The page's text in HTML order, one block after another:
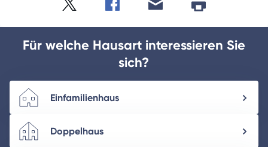
mail
drucken
Für welche Hausart interessieren Sie
sich?
Einfamilienhaus
Doppelhaus